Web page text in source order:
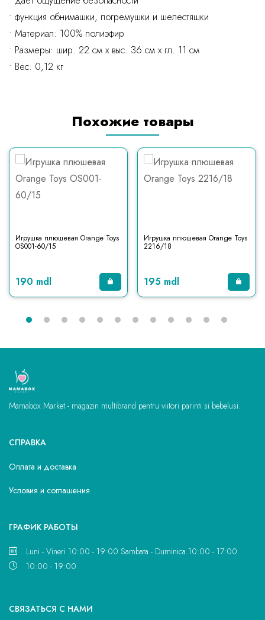
• функция обнимашки, погремушки и шелестяшки
• Материал: 100% полиэфир
• Размеры: шир. 22 см x выс. 36 см x гл. 11 см
• Вес: 0,12 кг
Похожие товары
Игрушка плюшевая Orange Toys
OS001-60/15
190 mdl
Игрушка плюшевая Orange Toys
2216/18
195 mdl
Mamabox Market - magazin multibrand pentru viitori parinti si bebelusi.
СПРАВКА
Оплата и доставка
Условия и соглашения
ГРАФИК РАБОТЫ
Luni - Vineri 10:00 - 19:00 Sambata - Duminica 10:00 - 17:00
10:00 - 19:00
CВЯЗАТЬСЯ С НАМИ